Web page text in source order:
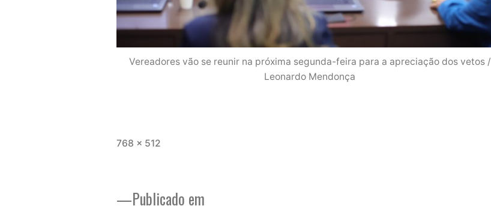
Vereadores vão se reunir na próxima segunda-feira para a apreciação dos vetos /
Leonardo Mendonça
Tamanho
768 × 512
Publicado em